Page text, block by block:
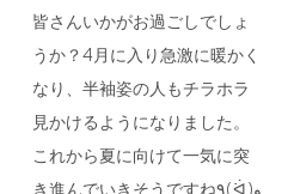
0965-52-0323
096-274-8175
0965-45-9282
皆さんいかがお過ごしでしょ
うか？4月に入り急激に暖かく
なり、半袖姿の人もチラホラ
見かけるようになりました。
これから夏に向けて一気に突
き進んでいきそうですね٩( ᐛ )و